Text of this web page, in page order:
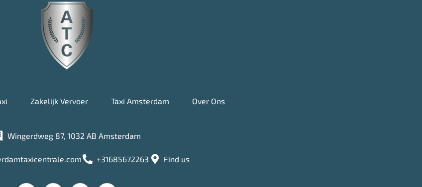
Zakelijk Vervoer Taxi Amsterdam Over Ons
Wingerdweg 87, 1032 AB Amsterdam
+31685672263 Find us